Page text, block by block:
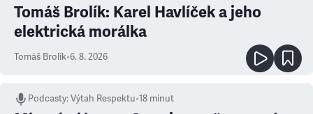
Tomáš Brolík: Karel Havlíček a jeho
elektrická morálka
Tomáš Brolík•6. 8. 2026
Podcasty:Výtah Respektu•18 minut